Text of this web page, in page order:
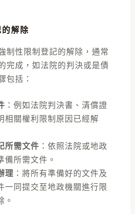
解除
制性限制登記的解除，通常
完成，如法院的判決或是債
包括：
：例如法院判決書、清償證
相關權利限制原因已經解
所需文件 ：依照法院或地政
備所需文件。
理 ：將所有準備好的文件及
一同提交至地政機關進行限
。